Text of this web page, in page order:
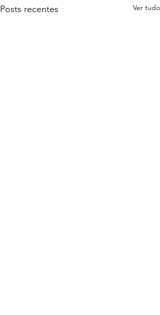
Posts recentes Ver tudo